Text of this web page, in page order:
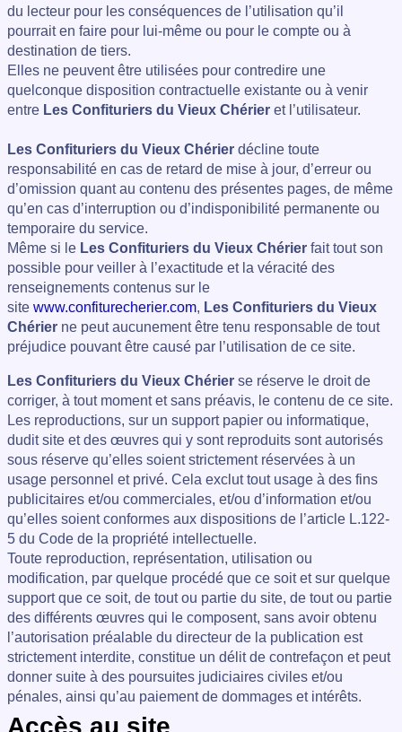
du lecteur pour les conséquences de l’utilisation qu’il
pourrait en faire pour lui-même ou pour le compte ou à
destination de tiers.
Elles ne peuvent être utilisées pour contredire une
quelconque disposition contractuelle existante ou à venir
entre Les Confituriers du Vieux Chérier et l’utilisateur.
Les Confituriers du Vieux Chérier décline toute
responsabilité en cas de retard de mise à jour, d’erreur ou
d’omission quant au contenu des présentes pages, de même
qu’en cas d’interruption ou d’indisponibilité permanente ou
temporaire du service.
Même si le Les Confituriers du Vieux Chérier fait tout son
possible pour veiller à l’exactitude et la véracité des
renseignements contenus sur le
site www.confiturecherier.com, Les Confituriers du Vieux
Chérier ne peut aucunement être tenu responsable de tout
préjudice pouvant être causé par l’utilisation de ce site.
Les Confituriers du Vieux Chérier se réserve le droit de
corriger, à tout moment et sans préavis, le contenu de ce site.
Les reproductions, sur un support papier ou informatique,
dudit site et des œuvres qui y sont reproduits sont autorisés
sous réserve qu’elles soient strictement réservées à un
usage personnel et privé. Cela exclut tout usage à des fins
publicitaires et/ou commerciales, et/ou d’information et/ou
qu’elles soient conformes aux dispositions de l’article L.122-
5 du Code de la propriété intellectuelle.
Toute reproduction, représentation, utilisation ou
modification, par quelque procédé que ce soit et sur quelque
support que ce soit, de tout ou partie du site, de tout ou partie
des différents œuvres qui le composent, sans avoir obtenu
l’autorisation préalable du directeur de la publication est
strictement interdite, constitue un délit de contrefaçon et peut
donner suite à des poursuites judiciaires civiles et/ou
pénales, ainsi qu’au paiement de dommages et intérêts.
Accès au site